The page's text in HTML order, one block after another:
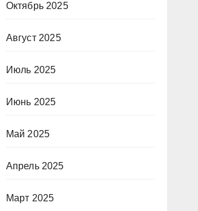
Октябрь 2025
Август 2025
Июль 2025
Июнь 2025
Май 2025
Апрель 2025
Март 2025